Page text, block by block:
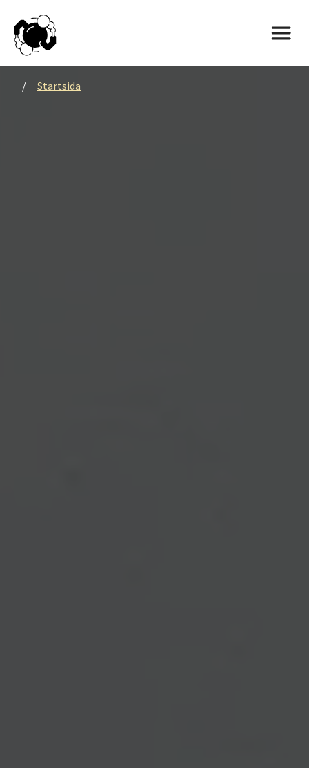
/ Startsida